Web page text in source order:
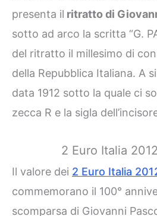
presenta il ritratto di
sotto ad arco la scritta “G.
del ritratto il millesimo di
della Repubblica Italiana. A
data 1912 sotto la quale ci
zecca R e la sigla
2 Euro Italia
Il valore dei 2 Euro Italia
commemorano il 100°
scomparsa di Giovanni